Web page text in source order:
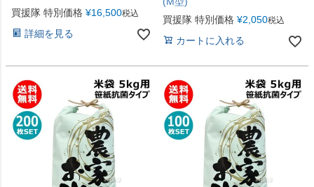
買援隊 特別価格 ¥16,500税込
詳細を見る
買援隊 特別価格 ¥2,050税込
カートに入れる